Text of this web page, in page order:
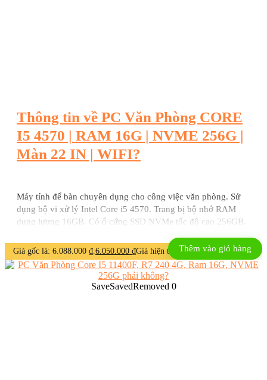
Thông tin về PC Văn Phòng CORE
I5 4570 | RAM 16G | NVME 256G |
Màn 22 IN | WIFI?
Máy tính để bàn chuyên dụng cho công việc văn phòng. Sử
dụng bộ vi xử lý Intel Core i5 4570. Trang bị bộ nhớ RAM
dung lượng 16GB. Có ổ cứng SSD NVMe tốc độ cao 256GB.
Giá gốc là: 6.088.000 ₫.6.050.000 ₫Giá hiện tại là: 6.050.000 ₫.
Thêm vào giỏ hàng
SaveSavedRemoved 0